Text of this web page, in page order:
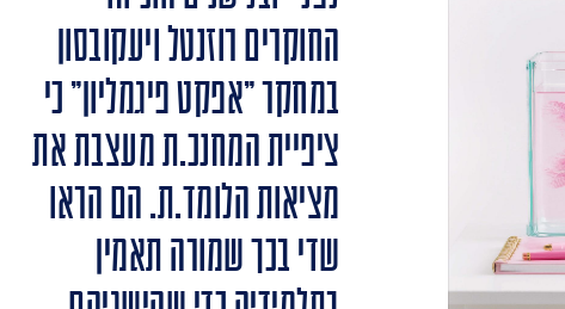
החוקרים רוזנטל ויעקובסון
במחקר "אפקט פיגמליון" כי
ציפיית המחנכ.ת מעצבת את
מציאות הלומד.ת. הם הראו
שדי בכך שמורה תאמין